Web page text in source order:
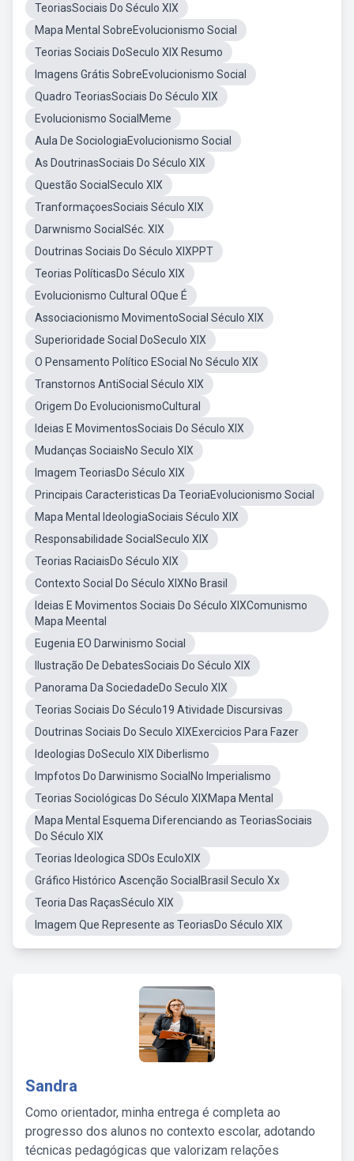
TeoriasSociais Do Século XIX
Mapa Mental SobreEvolucionismo Social
Teorias Sociais DoSeculo XIX Resumo
Imagens Grátis SobreEvolucionismo Social
Quadro TeoriasSociais Do Século XIX
Evolucionismo SocialMeme
Aula De SociologiaEvolucionismo Social
As DoutrinasSociais Do Século XIX
Questão SocialSeculo XIX
TranformaçoesSociais Século XIX
Darwnismo SocialSéc. XIX
Doutrinas Sociais Do Século XIXPPT
Teorias PolíticasDo Século XIX
Evolucionismo Cultural OQue É
Associacionismo MovimentoSocial Século XIX
Superioridade Social DoSeculo XIX
O Pensamento Político ESocial No Século XIX
Transtornos AntiSocial Século XIX
Origem Do EvolucionismoCultural
Ideias E MovimentosSociais Do Século XIX
Mudanças SociaisNo Seculo XIX
Imagem TeoriasDo Século XIX
Principais Caracteristicas Da TeoriaEvolucionismo Social
Mapa Mental IdeologiaSociais Século XIX
Responsabilidade SocialSeculo XIX
Teorias RaciaisDo Século XIX
Contexto Social Do Século XIXNo Brasil
Ideias E Movimentos Sociais Do Século XIXComunismo
Mapa Meental
Eugenia EO Darwinismo Social
Ilustração De DebatesSociais Do Século XIX
Panorama Da SociedadeDo Seculo XIX
Teorias Sociais Do Século19 Atividade Discursivas
Doutrinas Sociais Do Seculo XIXExercicios Para Fazer
Ideologias DoSeculo XIX Diberlismo
Impfotos Do Darwinismo SocialNo Imperialismo
Teorias Sociológicas Do Século XIXMapa Mental
Mapa Mental Esquema Diferenciando as TeoriasSociais
Do Século XIX
Teorias Ideologica SDOs EculoXIX
Gráfico Histórico Ascenção SocialBrasil Seculo Xx
Teoria Das RaçasSéculo XIX
Imagem Que Represente as TeoriasDo Século XIX
Sandra
Como orientador, minha entrega é completa ao
progresso dos alunos no contexto escolar, adotando
técnicas pedagógicas que valorizam relações